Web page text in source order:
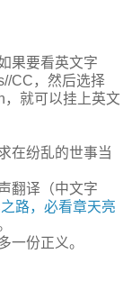
果要看英文字
CC，然后选择
就可以挂上英文
在纷乱的世事当
翻译（中文字
路，必看章天亮
一份正义。